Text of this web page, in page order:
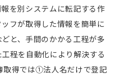
を別システムに転記する作
フが取得した情報を簡単に
と、手間のかかる工程が多
程を自動化により解決する
得では①法人名だけで登記